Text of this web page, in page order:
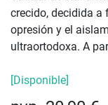
crecido, decidida a
opresión y el
ultraortodoxa. A
[Disponible]